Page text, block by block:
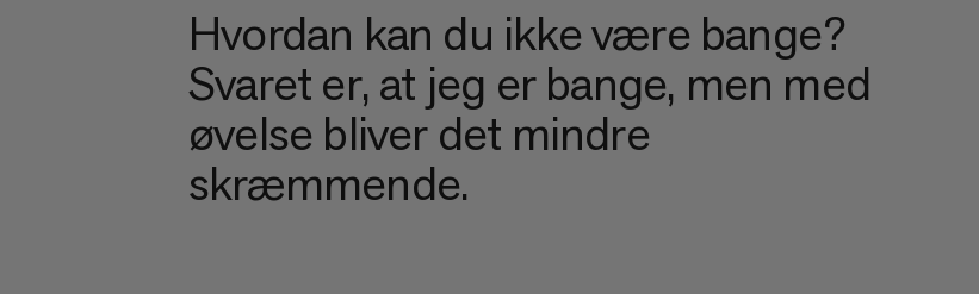
Hvordan kan du ikke være bange?
Svaret er, at jeg er bange, men med
øvelse bliver det mindre
skræmmende.